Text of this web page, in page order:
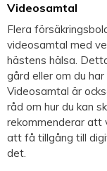
Videosamtal
Flera
videosamtal med
hästens hälsa.
gård eller om du
Videosamtal är
råd om hur du kan
rekommenderar att
att få tillgång till
det.